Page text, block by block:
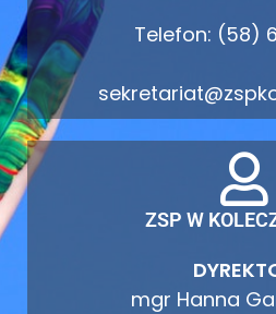
Telefon: (58)
ZSP W
mgr Hanna